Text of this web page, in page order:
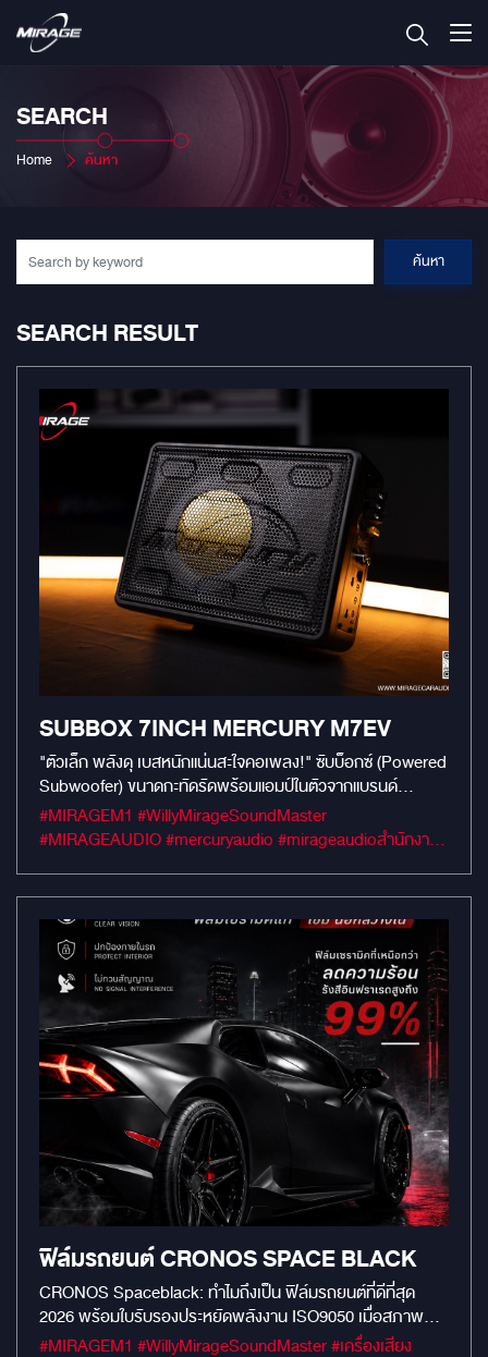
SEARCH
Home ค้นหา
ค้นหา
SEARCH RESULT
SUBBOX 7INCH MERCURY M7EV
"ตัวเล็ก พลังดุ เบสหนักแน่นสะใจคอเพลง!" ซับบ็อกซ์ (Powered
Subwoofer) ขนาดกะทัดรัดพร้อมแอมป์ในตัวจากแบรนด์
Mercury รุ่น M7EV มาพร้อมดอกลำโพงขนาด 7 นิ้ว ที่ถูก
ออกแบบมาเพื่อรีดเค้นพลังเบสให้หนักแน่น ดังกระหึ่มเกินตัว ให้
ยิ่งขึ้น
#MIRAGEM1 #WillyMirageSoundMaster
#MIRAGEAUDIO #mercuryaudio #mirageaudioสำนักงาน
ฟิล์มรถยนต์ CRONOS SPACE BLACK
CRONOS Spaceblack: ทำไมถึงเป็น ฟิล์มรถยนต์ที่ดีที่สุด
2026 พร้อมใบรับรองประหยัดพลังงาน ISO9050 เมื่อสภาพ
อากาศทวีความรุนแรงขึ้น การเลือกฟิล์มกรองแสงจึงไม่ใช่แค่เรื่อง
#MIRAGEM1 #WillyMirageSoundMaster #เครื่องเสียง